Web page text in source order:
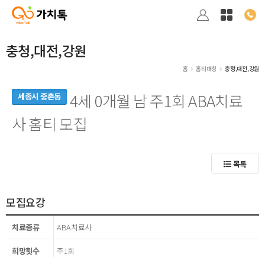
충청,대전,강원
홈 홈티매칭 충청,대전,강원
세종시 중촌동
4세 0개월 남 주1회 ABA치료
사 홈티 모집
목록
모집요강
치료종류 ABA치료사
희망횟수 주1회